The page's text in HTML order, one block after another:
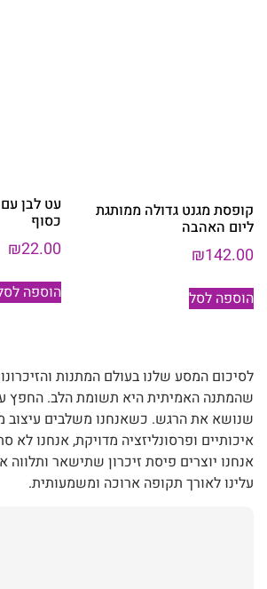
קופסת מגנט גדולה ממותגת
ליום האהבה
₪142.00
הוספה לסל
עט לבן
כסוף
₪22.00
הוספה
לסיכום המסע שלנו בעולם המתנות
שהמתנה האמיתית היא תשומת הלב. החפץ
שנושא את הרגש. כשאנחנו משלבים עיצוב
איכותיים ופרסונליזציה מדויקת, אנחנו לא
אנחנו יוצרים פיסת זיכרון שתישאר
עלינו לאורך תקופה ארוכה ומשמעותית.